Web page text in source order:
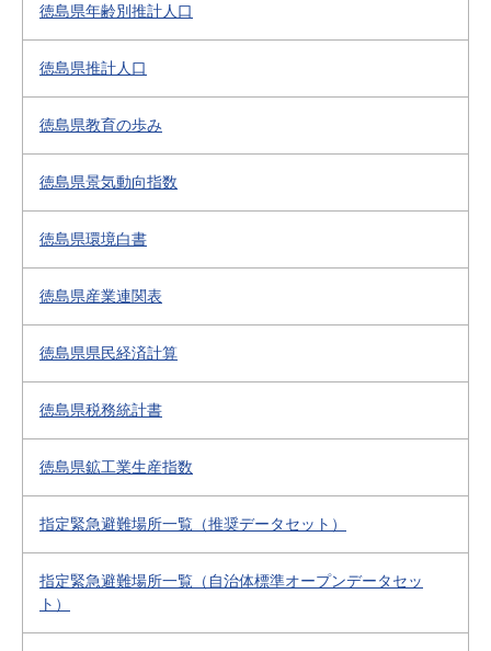
徳島県年齢別推計人口
徳島県推計人口
徳島県教育の歩み
徳島県景気動向指数
徳島県環境白書
徳島県産業連関表
徳島県県民経済計算
徳島県税務統計書
徳島県鉱工業生産指数
指定緊急避難場所一覧（推奨データセット）
指定緊急避難場所一覧（自治体標準オープンデータセッ
ト）